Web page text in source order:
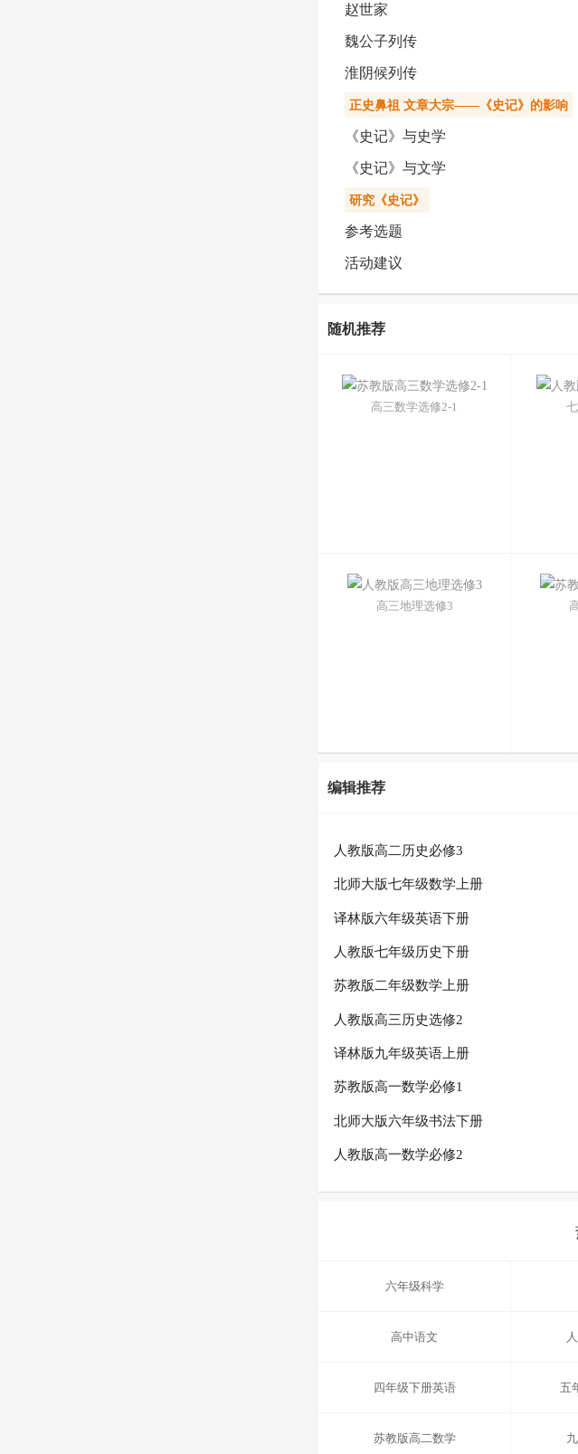
赵世家
魏公子列传
淮阴候列传
正史鼻祖 文章大宗——《史记》的影响
《史记》与史学
《史记》与文学
研究《史记》
参考选题
活动建议
随机推荐
高三数学选修2-1
高三地理选修3
编辑推荐
人教版高二历史必修3
北师大版七年级数学上册
译林版六年级英语下册
人教版七年级历史下册
苏教版二年级数学上册
人教版高三历史选修2
译林版九年级英语上册
苏教版高一数学必修1
北师大版六年级书法下册
人教版高一数学必修2
六年级科学
高中语文
四年级下册英语 五
苏教版高二数学